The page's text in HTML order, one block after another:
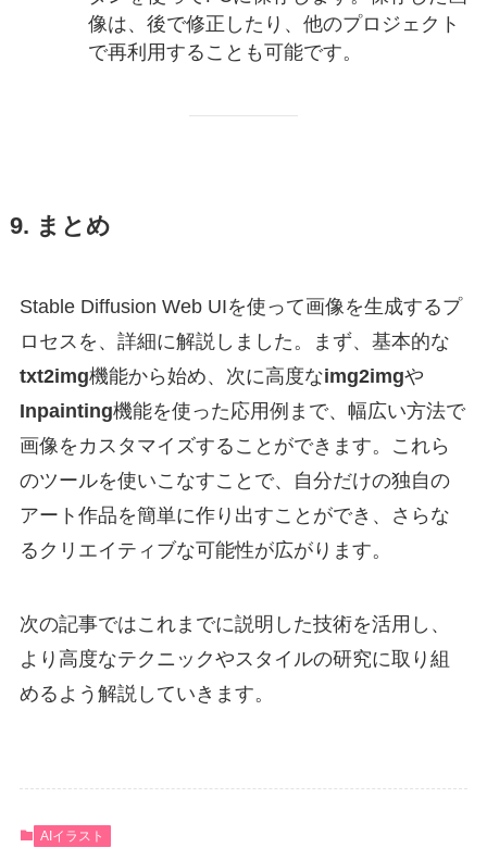
像は、後で修正したり、他のプロジェクト
で再利用することも可能です。
9. まとめ
Stable Diffusion Web UIを使って画像を生成するプ
ロセスを、詳細に解説しました。まず、基本的な
txt2img機能から始め、次に高度なimg2imgや
Inpainting機能を使った応用例まで、幅広い方法で
画像をカスタマイズすることができます。これら
のツールを使いこなすことで、自分だけの独自の
アート作品を簡単に作り出すことができ、さらな
るクリエイティブな可能性が広がります。
次の記事ではこれまでに説明した技術を活用し、
より高度なテクニックやスタイルの研究に取り組
めるよう解説していきます。
AIイラスト